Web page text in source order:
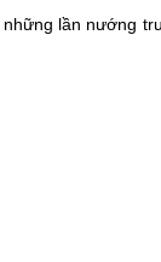
lần nướng